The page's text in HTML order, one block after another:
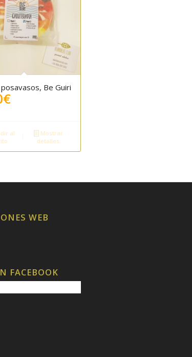
Be Guiri
€
al
Mostrar
detalles
WEB
FACEBOOK